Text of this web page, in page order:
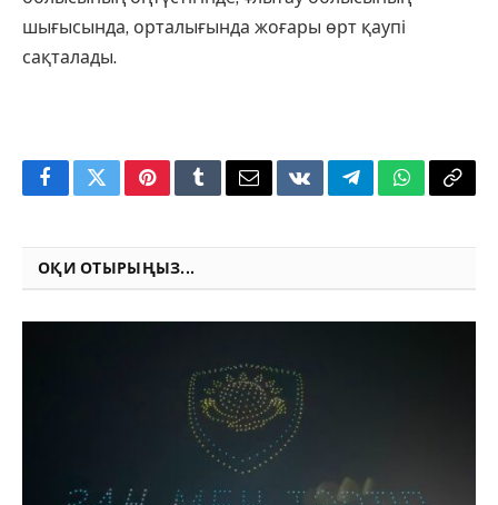
шығысында, орталығында жоғары өрт қаупі
сақталады.
FacebookTwitterPinterestTumblrEmailVKontakteTelegramWhatsApp
Copy
ОҚИ ОТЫРЫҢЫЗ...